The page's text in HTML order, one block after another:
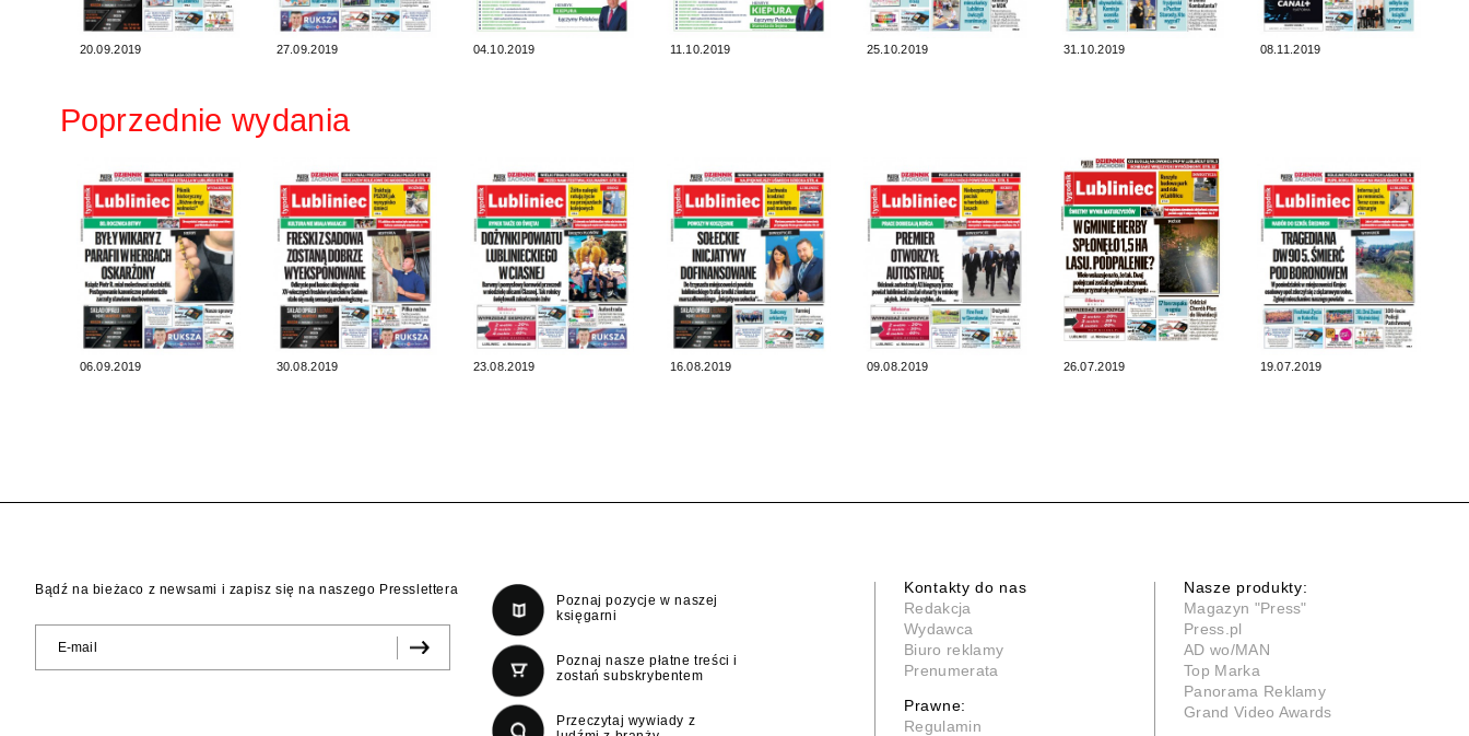
20.09.2019 27.09.2019 04.10.2019 11.10.2019 25.10.2019 31.10.2019 08.11.2019
Poprzednie wydania
06.09.2019 30.08.2019 23.08.2019 16.08.2019 09.08.2019 26.07.2019 19.07.2019
Bądź na bieżaco z newsami i zapisz się na naszego Presslettera
Poznaj pozycje w naszej
księgarni
Poznaj nasze płatne treści i
zostań subskrybentem
Przeczytaj wywiady z
Kontakty do nas
Redakcja
Wydawca
Biuro reklamy
Prenumerata
Prawne:
Regulamin
Nasze produkty:
Magazyn "Press"
Press.pl
AD wo/MAN
Top Marka
Panorama Reklamy
Grand Video Awards